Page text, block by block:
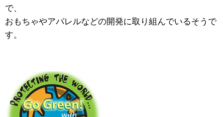
で、
おもちゃやアパレルなどの開発に取り組んでいるそうで
す。